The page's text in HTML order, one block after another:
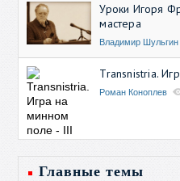
Уроки Игоря
мастера
Владимир Шульгин
Transnistria.
Роман Коноплев
Главные темы